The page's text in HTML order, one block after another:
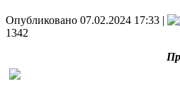
Опубликовано 07.02.2024 17:33 |
1342